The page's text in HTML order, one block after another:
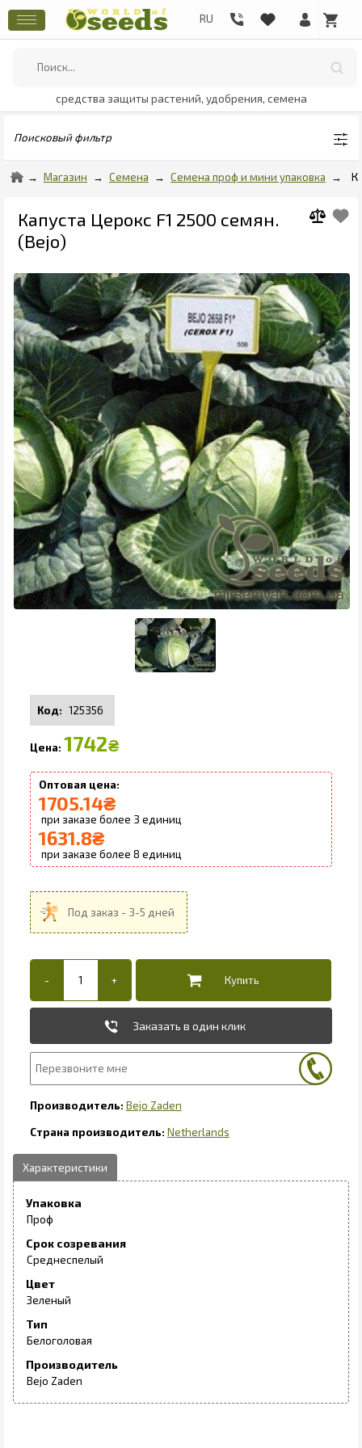
средства защиты растений, удобрения, семена
Поисковый фильтр
Магазин Семена Семена проф и мини упаковка
Капуста Церокс F1 2500 семян.
(Bejo)
125356
1742₴
1705.14₴
3
1631.8₴
8
Заказать в один клик
Bejo Zaden
Netherlands
Упаковка
Проф
Срок созревания
Среднеспелый
Цвет
Зеленый
Тип
Белоголовая
Производитель
Bejo Zaden